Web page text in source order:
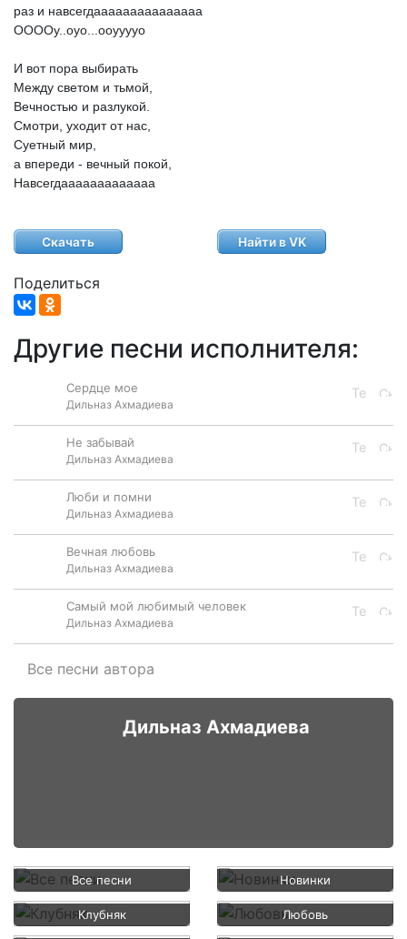
раз и навсегдааааааааааааааа
ООООу..оуо...ооууууо
И вот пора выбирать
Между светом и тьмой,
Вечностью и разлукой.
Смотри, уходит от нас,
Суетный мир,
а впереди - вечный покой,
Навсегдааааааааааааа
Скачать Найти в VK
Поделиться
Другие песни исполнителя:
Сердце мое
Дильназ Ахмадиева
Не забывай
Дильназ Ахмадиева
Люби и помни
Дильназ Ахмадиева
Вечная любовь
Дильназ Ахмадиева
Самый мой любимый человек
Дильназ Ахмадиева
Все песни автора
Дильназ Ахмадиева
Все песни Новинки
Клубняк Любовь